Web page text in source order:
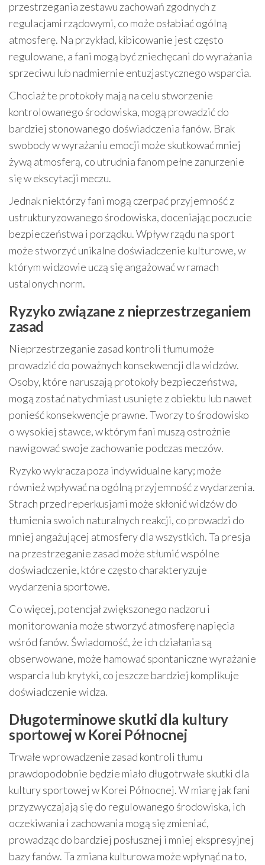
przestrzegania zestawu zachowań zgodnych z
regulacjami rządowymi, co może osłabiać ogólną
atmosferę. Na przykład, kibicowanie jest często
regulowane, a fani mogą być zniechęcani do wyrażania
sprzeciwu lub nadmiernie entuzjastycznego wsparcia.
Chociaż te protokoły mają na celu stworzenie
kontrolowanego środowiska, mogą prowadzić do
bardziej stonowanego doświadczenia fanów. Brak
swobody w wyrażaniu emocji może skutkować mniej
żywą atmosferą, co utrudnia fanom pełne zanurzenie
się w ekscytacji meczu.
Jednak niektórzy fani mogą czerpać przyjemność z
ustrukturyzowanego środowiska, doceniając poczucie
bezpieczeństwa i porządku. Wpływ rządu na sport
może stworzyć unikalne doświadczenie kulturowe, w
którym widzowie uczą się angażować w ramach
ustalonych norm.
Ryzyko związane z nieprzestrzeganiem
zasad
Nieprzestrzeganie zasad kontroli tłumu może
prowadzić do poważnych konsekwencji dla widzów.
Osoby, które naruszają protokoły bezpieczeństwa,
mogą zostać natychmiast usunięte z obiektu lub nawet
ponieść konsekwencje prawne. Tworzy to środowisko
o wysokiej stawce, w którym fani muszą ostrożnie
nawigować swoje zachowanie podczas meczów.
Ryzyko wykracza poza indywidualne kary; może
również wpływać na ogólną przyjemność z wydarzenia.
Strach przed reperkusjami może skłonić widzów do
tłumienia swoich naturalnych reakcji, co prowadzi do
mniej angażującej atmosfery dla wszystkich. Ta presja
na przestrzeganie zasad może stłumić wspólne
doświadczenie, które często charakteryzuje
wydarzenia sportowe.
Co więcej, potencjał zwiększonego nadzoru i
monitorowania może stworzyć atmosferę napięcia
wśród fanów. Świadomość, że ich działania są
obserwowane, może hamować spontaniczne wyrażanie
wsparcia lub krytyki, co jeszcze bardziej komplikuje
doświadczenie widza.
Długoterminowe skutki dla kultury
sportowej w Korei Północnej
Trwałe wprowadzenie zasad kontroli tłumu
prawdopodobnie będzie miało długotrwałe skutki dla
kultury sportowej w Korei Północnej. W miarę jak fani
przyzwyczajają się do regulowanego środowiska, ich
oczekiwania i zachowania mogą się zmieniać,
prowadząc do bardziej posłusznej i mniej ekspresyjnej
bazy fanów. Ta zmiana kulturowa może wpłynąć na to,